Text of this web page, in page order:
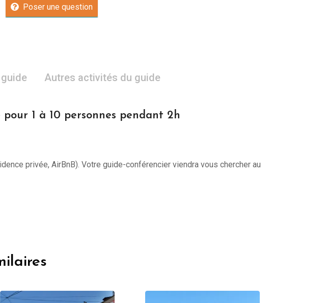
Poser une question
Autres activités du guide
1 à 10 personnes pendant 2h
privée, AirBnB). Votre guide-conférencier viendra vous chercher au